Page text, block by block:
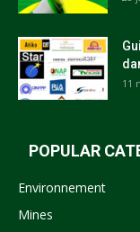
11
POPULAR
Environnement
Mines